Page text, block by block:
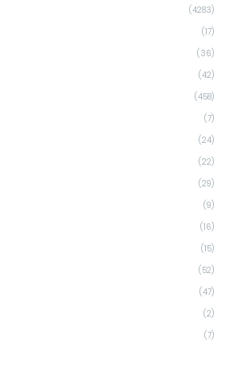
(4283)
(17)
(36)
(42)
(458)
(7)
(24)
(22)
(29)
(9)
(16)
(15)
(52)
(47)
(2)
(7)